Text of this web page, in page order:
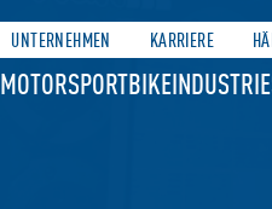
UNTERNEHMEN KARRIERE
MOTORSPORTBIKEINDUSTRIE